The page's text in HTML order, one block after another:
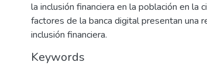
la inclusión financiera en la población en la
factores de la banca digital presentan una
inclusión financiera.
Keywords